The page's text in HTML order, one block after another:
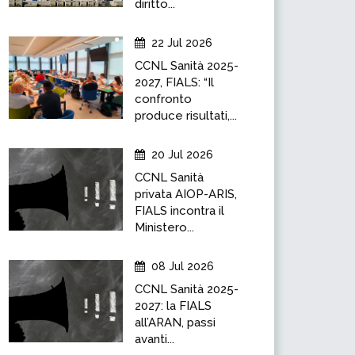
diritto...
22 Jul 2026
CCNL Sanità 2025-
2027, FIALS: “Il
confronto
produce risultati,...
20 Jul 2026
CCNL Sanità
privata AIOP-ARIS,
FIALS incontra il
Ministero...
08 Jul 2026
CCNL Sanità 2025-
2027: la FIALS
all’ARAN, passi
avanti...